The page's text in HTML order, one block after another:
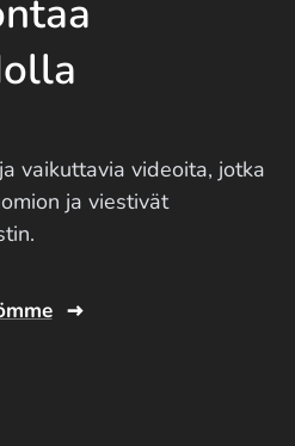
vaikuttavia videoita, jotka
ja viestivät